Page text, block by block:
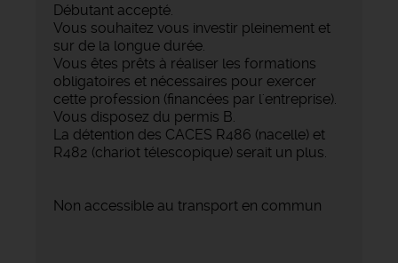
Débutant accepté.
Vous souhaitez vous investir pleinement et
sur de la longue durée.
Vous êtes prêts à réaliser les formations
obligatoires et nécessaires pour exercer
cette profession (financées par l'entreprise).
Vous disposez du permis B.
La détention des CACES R486 (nacelle) et
R482 (chariot télescopique) serait un plus.
Non accessible au transport en commun